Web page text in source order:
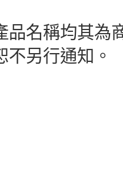
品名稱均其為
不另行通知。